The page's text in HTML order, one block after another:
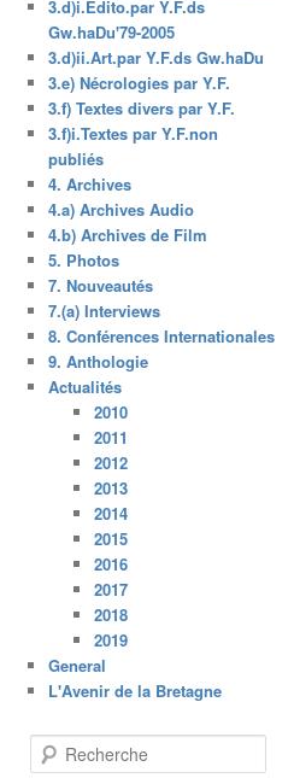
3.d)i.Edito.par Y.F.ds
Gw.haDu'79-2005
3.d)ii.Art.par Y.F.ds Gw.haDu
3.e) Nécrologies par Y.F.
3.f) Textes divers par Y.F.
3.f)i.Textes par Y.F.non
publiés
4. Archives
4.a) Archives Audio
4.b) Archives de Film
5. Photos
7. Nouveautés
7.(a) Interviews
8. Conférences Internationales
9. Anthologie
Actualités
2010
2011
2012
2013
2014
2015
2016
2017
2018
2019
General
L'Avenir de la Bretagne
e